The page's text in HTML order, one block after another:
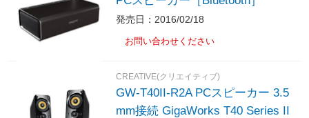
発売日：2016/02/18
お問い合わせください
CREATIVE(クリエイティブ)
GW-T40II-R2A PCスピーカー 3.5
mm接続 GigaWorks T40 Series II